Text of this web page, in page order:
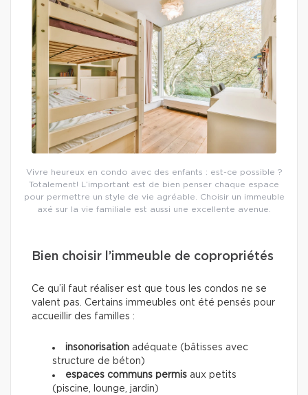
Vivre heureux en condo avec des enfants : est-ce possible ?
Totalement! L’important est de bien penser chaque espace
pour permettre un style de vie agréable. Choisir un immeuble
axé sur la vie familiale est aussi une excellente avenue.
Bien choisir l’immeuble de copropriétés
Ce qu’il faut réaliser est que tous les condos ne se
valent pas. Certains immeubles ont été pensés pour
accueillir des familles :
insonorisation adéquate (bâtisses avec
structure de béton)
espaces communs permis aux petits
(piscine, lounge, jardin)